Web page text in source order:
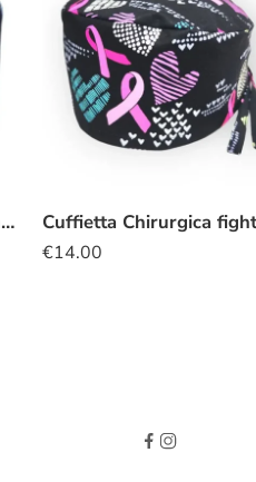
Cuffietta chirurgica RM encefalo
€14.00